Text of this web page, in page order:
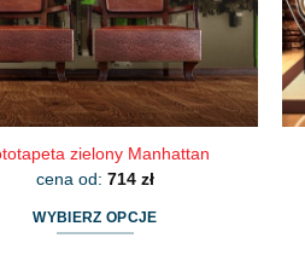
stronie
produktu
zielony Manhattan
cena od: 714 zł
WYBIERZ OPCJE